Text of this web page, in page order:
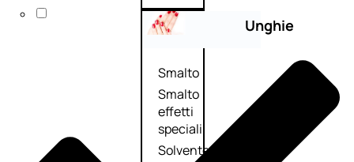
Unghie
Smalto
Smalto
effetti
speciali
Solvente